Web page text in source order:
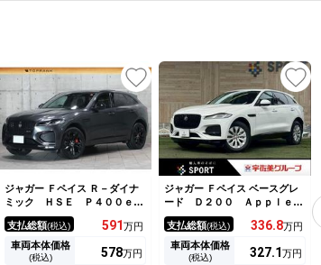
ジャガー Ｆペイス Ｒ－ダイナ
ミック ＨＳＥ Ｐ４００ｅ
パノラマＳＲ パフォーマンス
レザーシート ベンチレーショ
ン＆ヒーター ＭＥＲＩＤＩＡ
Ｎ ブラックエクステリアＰ
支払総額(税込) 591万円
車両本体価格
(税込) 578万円
ジャガー Ｆペイス ベースグレ
ード Ｄ２００ ＡｐｐｌｅＣ
ａｒＰｌａｙ／全方位カメラ／
アダプティブクルーズコントロ
ール／黒革シート／パワーバッ
クドア／パワーシート／ブライ
支払総額(税込) 336.8万円
車両本体価格
(税込) 327.1万円